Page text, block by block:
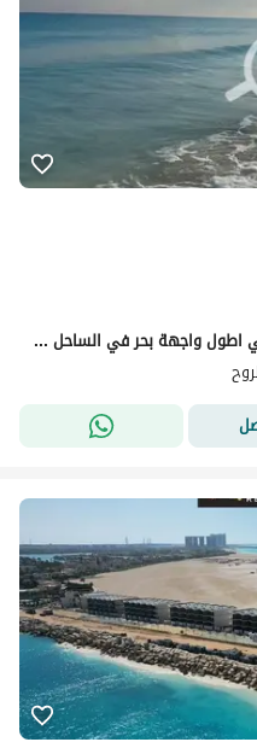
امتلك وحدتك الان بمختلف المساحات علي اطول واجهة بحر في الساحل 2 كيلو متر بعمق 400م فقط! اقل اسعار بمقدم 10% تقسيط حتي 10 سنين !